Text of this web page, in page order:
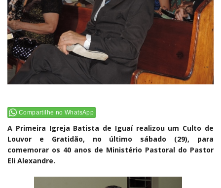
Compartilhe no WhatsApp
A Primeira Igreja Batista de Iguaí realizou um Culto de
Louvor e Gratidão, no último sábado (29), para
comemorar os 40 anos de Ministério Pastoral do Pastor
Eli Alexandre.